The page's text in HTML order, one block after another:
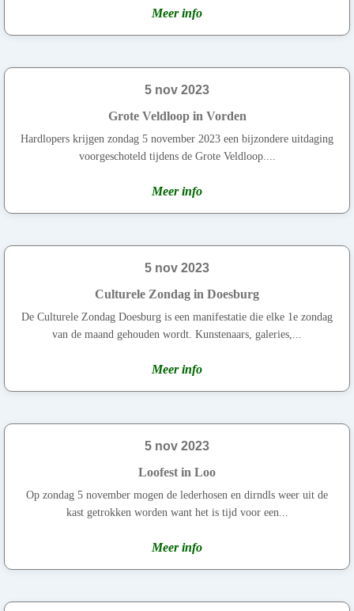
Meer info
5 nov 2023
Grote Veldloop in Vorden
Hardlopers krijgen zondag 5 november 2023 een bijzondere uitdaging
voorgeschoteld tijdens de Grote Veldloop....
Meer info
5 nov 2023
Culturele Zondag in Doesburg
De Culturele Zondag Doesburg is een manifestatie die elke 1e zondag
van de maand gehouden wordt. Kunstenaars, galeries,...
Meer info
5 nov 2023
Loofest in Loo
Op zondag 5 november mogen de lederhosen en dirndls weer uit de
kast getrokken worden want het is tijd voor een...
Meer info